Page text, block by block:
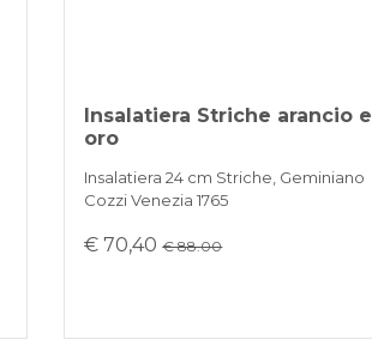
Insalatiera Striche arancio e
oro
Insalatiera 24 cm Striche, Geminiano
Cozzi Venezia 1765
€ 70,40€ 88.00